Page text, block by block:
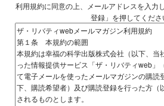
利用規約に同意の上、メールアドレスを入力
登録」を押してくださ